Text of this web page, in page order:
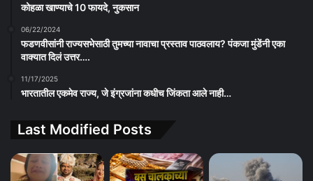
कोहळा खाण्याचे 10 फायदे, नुकसान
06/22/2024
फडणवीसांनी राज्यसभेसाठी तुमच्या नावाचा प्रस्ताव पाठवलाय? पंकजा मुंडेंनी एका
वाक्यात दिलं उत्तर….
11/17/2025
भारतातील एकमेव राज्य, जे इंग्रजांना कधीच जिंकता आले नाही…
Last Modified Posts